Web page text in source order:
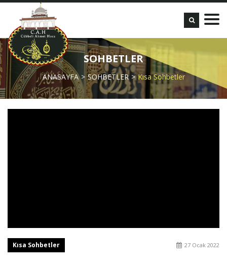
SOHBETLER
ANASAYFA SOHBETLER Kısa Sohbetler
Kısa Sohbetler 27 Ocak 2022